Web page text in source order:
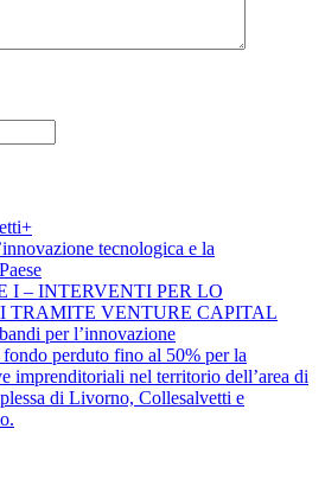
tecnologica e la
I – INTERVENTI PER LO
TRAMITE VENTURE CAPITAL
per l’innovazione
perduto fino al 50% per la
imprenditoriali nel territorio dell’area di
di Livorno, Collesalvetti e